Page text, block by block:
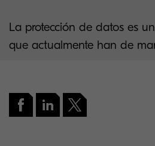
La protección de datos es
que actualmente han de